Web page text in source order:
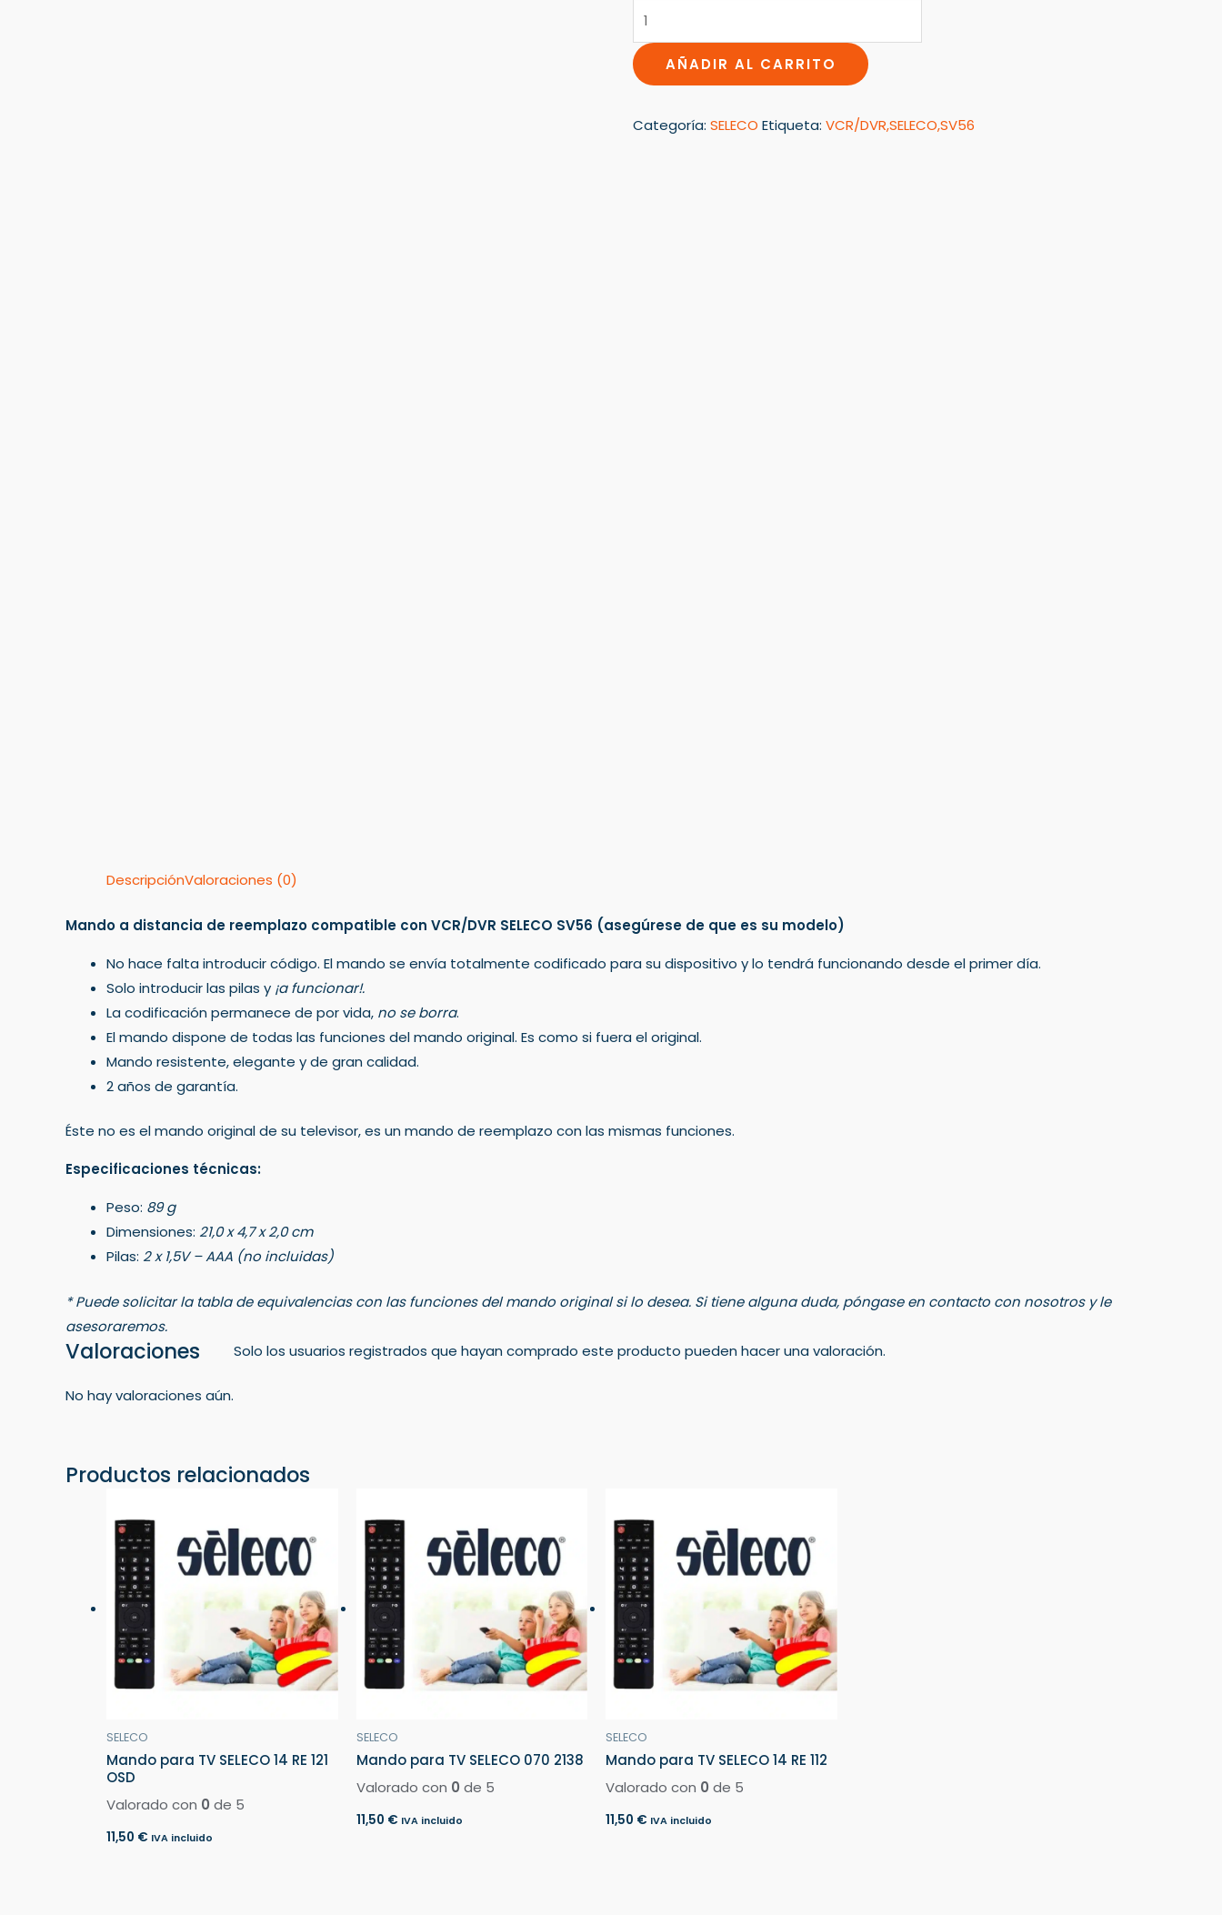
AÑADIR AL CARRITO
Categoría: SELECO Etiqueta: VCR/DVR,SELECO,SV56
DescripciónValoraciones (0)
Mando a distancia de reemplazo compatible con VCR/DVR SELECO SV56 (asegúrese de que es su modelo)
No hace falta introducir código. El mando se envía totalmente codificado para su dispositivo y lo tendrá funcionando desde el primer día.
Solo introducir las pilas y ¡a funcionar!.
La codificación permanece de por vida, no se borra.
El mando dispone de todas las funciones del mando original. Es como si fuera el original.
Mando resistente, elegante y de gran calidad.
2 años de garantía.
Éste no es el mando original de su televisor, es un mando de reemplazo con las mismas funciones.
Especificaciones técnicas:
Peso: 89 g
Dimensiones: 21,0 x 4,7 x 2,0 cm
Pilas: 2 x 1,5V – AAA (no incluidas)
* Puede solicitar la tabla de equivalencias con las funciones del mando original si lo desea. Si tiene alguna duda, póngase en contacto con nosotros y le
asesoraremos.
Valoraciones
No hay valoraciones aún.
Solo los usuarios registrados que hayan comprado este producto pueden hacer una valoración.
Productos relacionados
SELECO
Mando para TV SELECO 14 RE 121
OSD
Valorado con 0 de 5
11,50 € IVA incluido
SELECO
Mando para TV SELECO 070 2138
Valorado con 0 de 5
11,50 € IVA incluido
SELECO
Mando para TV SELECO 14 RE 112
Valorado con 0 de 5
11,50 € IVA incluido